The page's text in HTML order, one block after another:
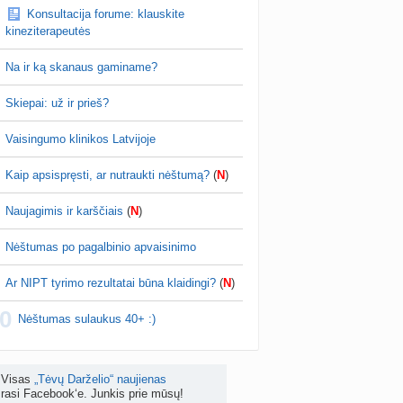
brendimas (3)
prieš 4 d.
testuotojos! (bendra tema)
Karlitele prieš 4 d.
drabuziai (2)
ribos (11)
danguolyte prieš 4 d.
ar nutraukti nėštumą? (+22)
Liudeselis prieš 5 d.
Dyson Airwrap plaukų formavimo prietaisas (atsiliepimai)
Konsultacija forume: klauskite
kineziterapeutės
Na ir ką skanaus gaminame?
Skiepai: už ir prieš?
Vaisingumo klinikos Latvijoje
Kaip apsispręsti, ar nutraukti nėštumą? (N)
Naujagimis ir karščiais (N)
Nėštumas po pagalbinio apvaisinimo
Ar NIPT tyrimo rezultatai būna klaidingi? (N)
Nėštumas sulaukus 40+ :)
Visas „Tėvų Darželio“ naujienas
rasi Facebook‘e. Junkis prie mūsų!